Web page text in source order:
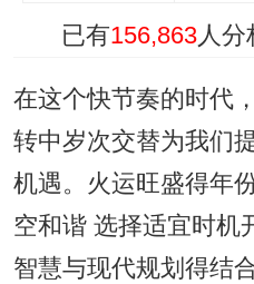
已有156,863人分
在这个快节奏的时代
转中岁次交替为我们
机遇。火运旺盛得年
空和谐 选择适宜时机
智慧与现代规划得结